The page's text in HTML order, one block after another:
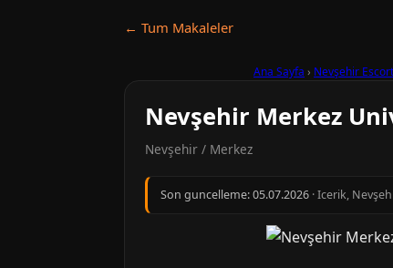
← Tum Makaleler
Ana Sayfa › Nevşehir Escort
Nevşehir Merkez
Nevşehir / Merkez
Son guncelleme:05.07.2026 · Icerik,